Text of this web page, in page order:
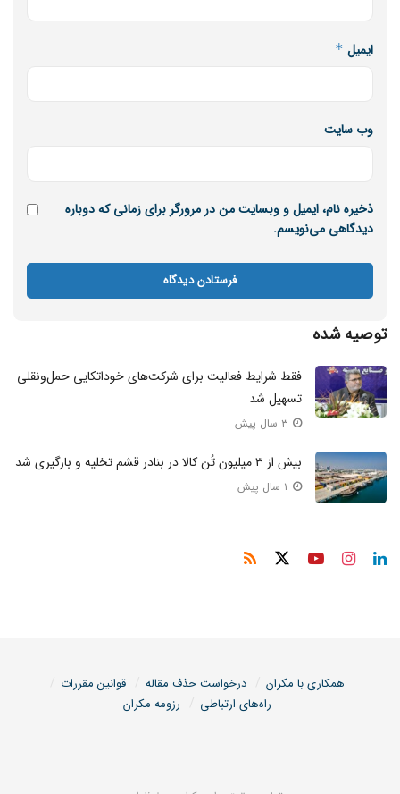
ایمیل *
وب‌ سایت
ذخیره نام، ایمیل و وبسایت من در مرورگر برای زمانی که دوباره
دیدگاهی می‌نویسم.
توصیه شده
فقط شرایط فعالیت برای شرکت‌های خوداتکایی حمل‌ونقلی
تسهیل شد
بیش از ۳ میلیون تُن کالا در بنادر قشم تخلیه‌ و بارگیری شد
همکاری با مکران درخواست حذف مقاله
قوانین مقررات
راه‌های ارتباطی
رزومه مکران